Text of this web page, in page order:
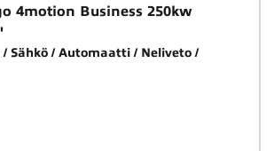
4motion Business 250kw
Sähkö Automaatti
Neliveto